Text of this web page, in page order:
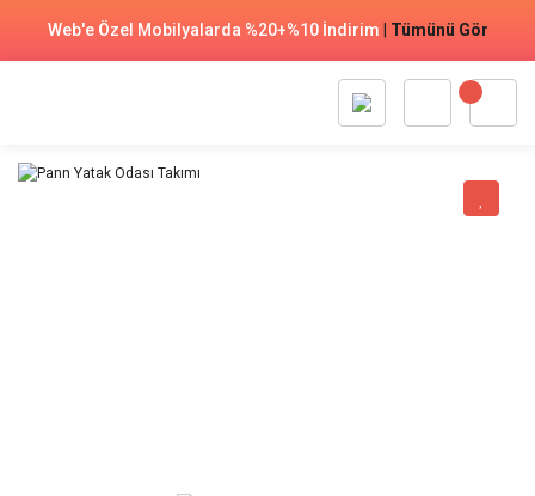
Web'e Özel Mobilyalarda %20+%10 İndirim Tümünü Gör